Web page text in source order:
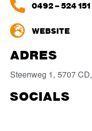
0492 – 524 151
WEBSITE
ADRES
Steenweg 1, 5707 CD,
SOCIALS